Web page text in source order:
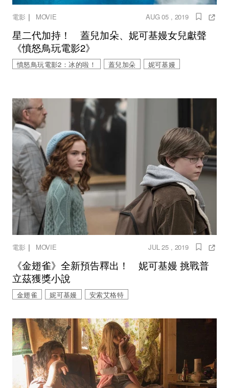
電影 ｜ MOVIE AUG 05 , 2019
星二代加持！ 蓋兒加朵、妮可基嫚女兒獻聲
《憤怒鳥玩電影2》
憤怒鳥玩電影2：冰的啦！ 蓋兒加朵 妮可基嫚
電影 ｜ MOVIE JUL 25 , 2019
《金翅雀》全新預告釋出！ 妮可基嫚 挑戰普
立茲獲獎小說
金翅雀 妮可基嫚 安索艾格特